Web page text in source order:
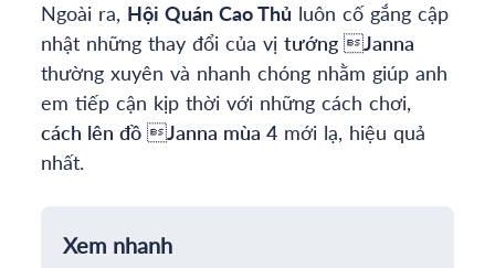
Ngoài ra, Hội Quán Cao Thủ luôn cố gắng cập
nhật những thay đổi của vị tướng Janna
thường xuyên và nhanh chóng nhằm giúp anh
em tiếp cận kịp thời với những cách chơi,
cách lên đồ Janna mùa 4 mới lạ, hiệu quả
nhất.
Xem nhanh